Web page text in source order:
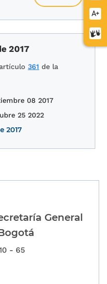
de
2017
361 de la
08 2017
25 2022
2017
General
- 65